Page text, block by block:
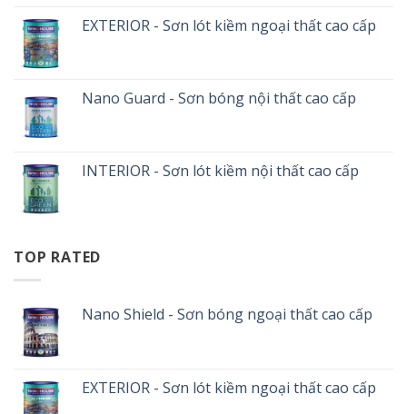
EXTERIOR - Sơn lót kiềm ngoại thất cao cấp
Nano Guard - Sơn bóng nội thất cao cấp
INTERIOR - Sơn lót kiềm nội thất cao cấp
TOP RATED
Nano Shield - Sơn bóng ngoại thất cao cấp
EXTERIOR - Sơn lót kiềm ngoại thất cao cấp